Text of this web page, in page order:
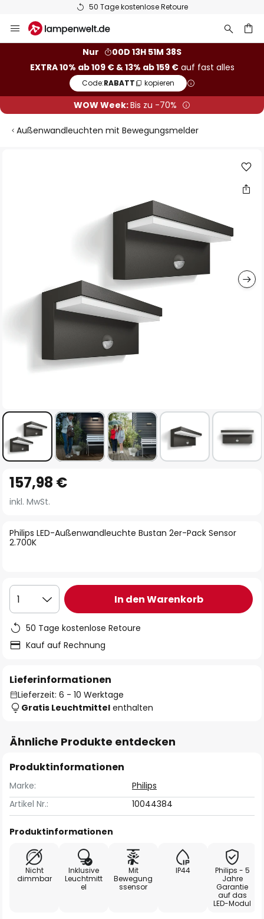
50 Tage kostenlose Retoure
Inhalt
Nur
00D 13H 51M 37S
EXTRA 10% ab 109 € & 13% ab 159 €auf fast alles
Code:RABATT kopieren
WOW Week:Bis zu -70%
Außenwandleuchten mit Bewegungsmelder
Anfang
der
springen
Philips LED-Außenwandleuchte Bustan 2er-Pack Sensor
2.700K
157,98 €
inkl. MwSt.
1 In den Warenkorb
50 Tage kostenlose Retoure
Kauf auf Rechnung
Lieferinformationen
Lieferzeit: 6 - 10 Werktage
Gratis Leuchtmittel enthalten
Ähnliche Produkte entdecken
Produktinformationen
Marke:
Philips
Artikel Nr.:
10044384
Produktinformationen
Nicht
dimmbar
Inklusive
Leuchtmitt
el
Mit
Bewegung
ssensor
IP44
Philips - 5
Jahre
Garantie
auf das
LED-Modul